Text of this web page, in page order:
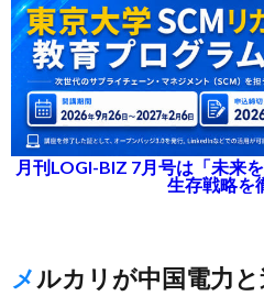
月刊LOGI-BIZ 7月号は「未来
生存戦略を
メルカリが中国電力と連携し広島で実験開